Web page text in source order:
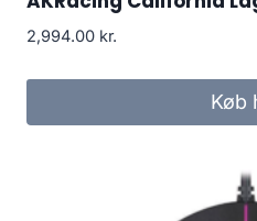
2,994.00 kr.
Køb